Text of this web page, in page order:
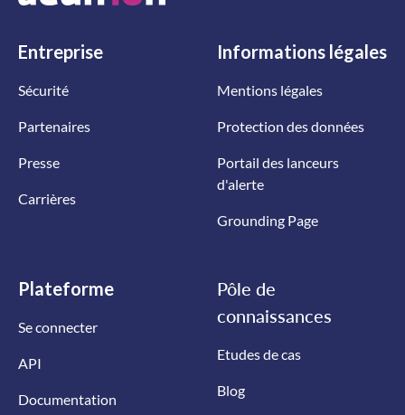
Entreprise
Sécurité
Partenaires
Presse
Carrières
Informations légales
Mentions légales
Protection des données
Portail des lanceurs
d'alerte
Grounding Page
Plateforme
Se connecter
API
Documentation
Pôle de
connaissances
Etudes de cas
Blog